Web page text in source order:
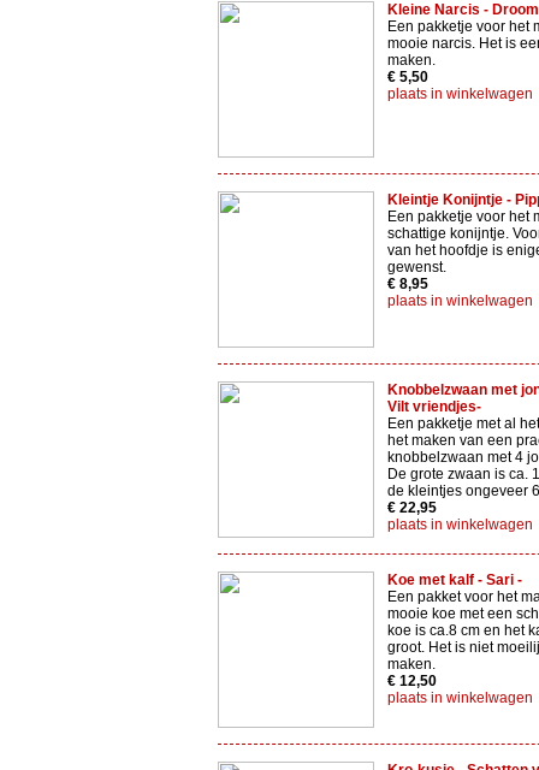
Kleine Narcis -
Een pakketje voor het
mooie narcis. Het is
maken.
€ 5,50
plaats in winkelwagen
Kleintje Konijntje -
Een pakketje voor het
schattige konijntje.
van het hoofdje is
gewenst.
€ 8,95
plaats in winkelwagen
Knobbelzwaan met
Vilt vriendjes-
Een pakketje met al
het maken van een
knobbelzwaan met 4
De grote zwaan is ca.
de kleintjes ongeveer
€ 22,95
plaats in winkelwagen
Koe met kalf - Sari -
Een pakket voor het
mooie koe met een
koe is ca.8 cm en het
groot. Het is niet
maken.
€ 12,50
plaats in winkelwagen